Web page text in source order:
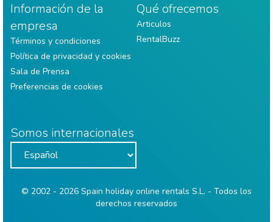
Información de la
empresa
Términos y condiciones
Política de privacidad y cookies
Sala de Prensa
Preferencias de cookies
Qué ofrecemos
Articulos
RentalBuzz
Somos internacionales
© 2002 - 2026 Spain holiday online rentals S.L. - Todos los
derechos reservados